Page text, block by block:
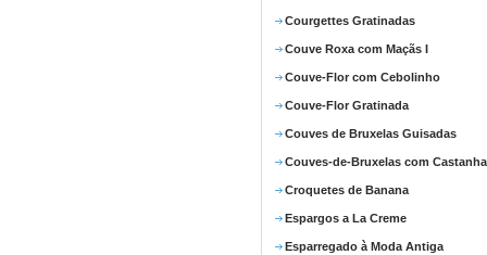
Courgettes Gratinadas
Couve Roxa com Maçãs I
Couve-Flor com Cebolinho
Couve-Flor Gratinada
Couves de Bruxelas Guisadas
Couves-de-Bruxelas com
Croquetes de Banana
Espargos a La Creme
Esparregado à Moda Antiga